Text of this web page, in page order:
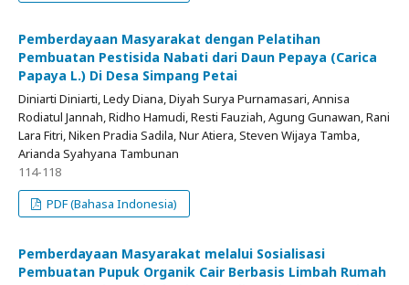
Pemberdayaan Masyarakat dengan Pelatihan
Pembuatan Pestisida Nabati dari Daun Pepaya (Carica
Papaya L.) Di Desa Simpang Petai
Diniarti Diniarti, Ledy Diana, Diyah Surya Purnamasari, Annisa
Rodiatul Jannah, Ridho Hamudi, Resti Fauziah, Agung Gunawan, Rani
Lara Fitri, Niken Pradia Sadila, Nur Atiera, Steven Wijaya Tamba,
Arianda Syahyana Tambunan
114-118
PDF (Bahasa Indonesia)
Pemberdayaan Masyarakat melalui Sosialisasi
Pembuatan Pupuk Organik Cair Berbasis Limbah Rumah